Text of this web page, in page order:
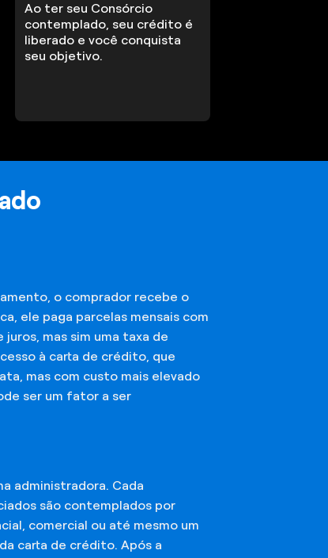
Ao ter seu Consórcio
contemplado, seu crédito é
liberado e você conquista
seu objetivo.
o comprador recebe o
ele paga parcelas mensais com
mas sim uma taxa de
à carta de crédito, que
mas com custo mais elevado
ser um fator a ser
administradora. Cada
são contemplados por
comercial ou até mesmo um
carta de crédito. Após a